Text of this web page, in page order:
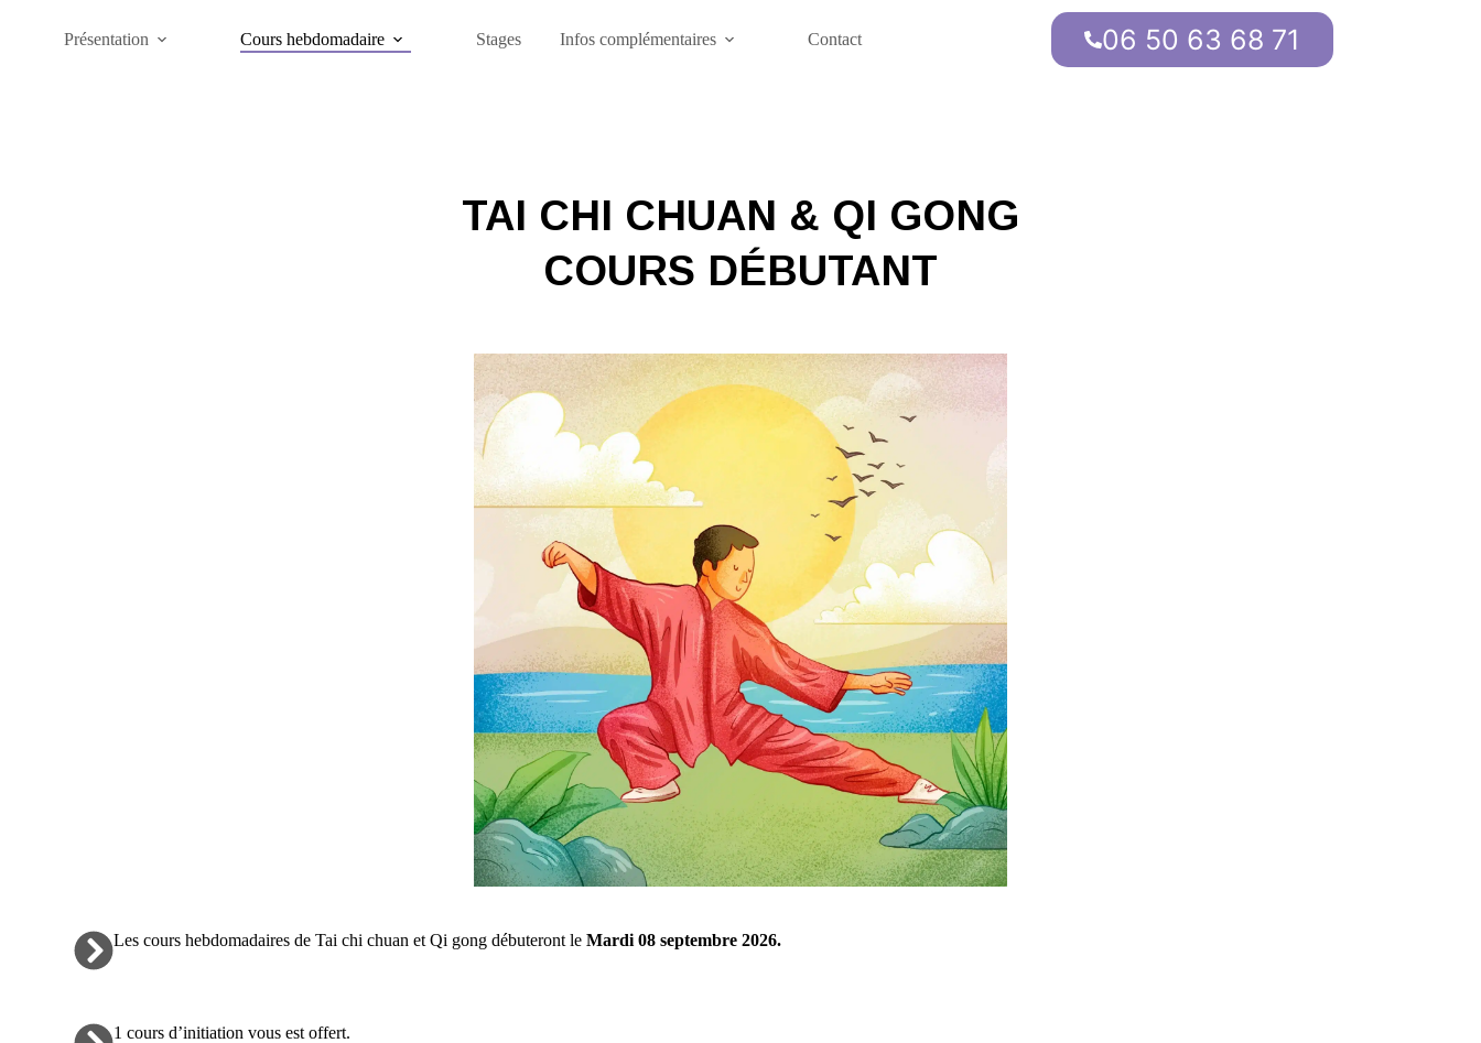
Présentation Cours hebdomadaire Stages Infos complémentaires Contact 06 50 63 68 71
TAI CHI CHUAN & QI GONG
COURS DÉBUTANT
Les cours hebdomadaires de Tai chi chuan et Qi gong débuteront leMardi 08 septembre 2026.
1 cours d’initiation vous est offert.